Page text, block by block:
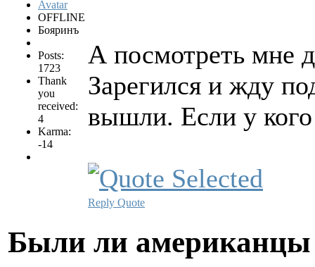
OFFLINE
Бояринъ
Posts:
1723
Thank
you
received:
4
Karma:
-14
А посмотреть мне
Зарегился и жду
вышли. Если у
Reply Quote
Были ли